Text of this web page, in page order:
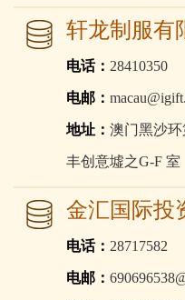
轩龙制服有
电话： 28410350
电邮：
地址： 澳门黑沙
丰创意墟之G-F 室
金汇国际投
电话： 28717582
电邮：